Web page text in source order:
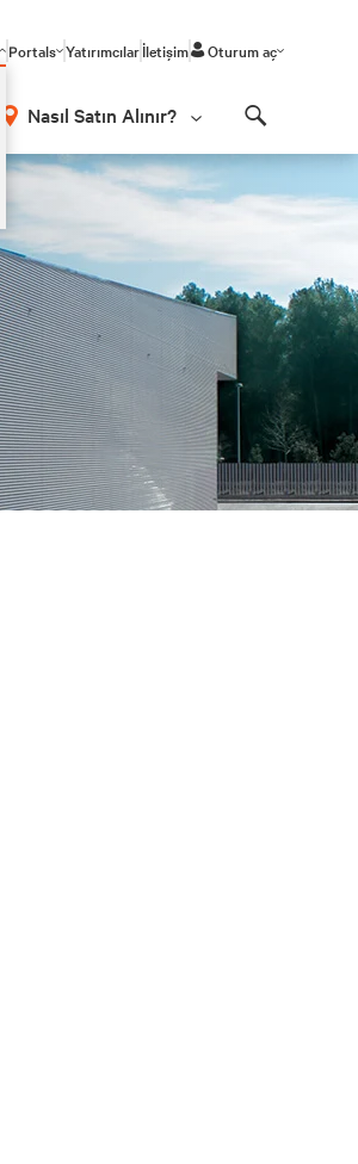
Portals Yatırımcılarİletişim Oturum aç
Nasıl Satın Alınır?